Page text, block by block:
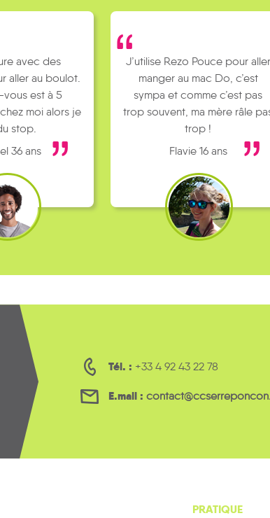
J’utilise Rezo Pouce pour aller
manger au mac Do, c’est
sympa et comme c’est pas
trop souvent, ma mère râle pas
Flavie 16 ans
Je fais du
mes
loin du
parents
Tél. : +33 4 92 43 22 78
E.mail :
PRATIQUE